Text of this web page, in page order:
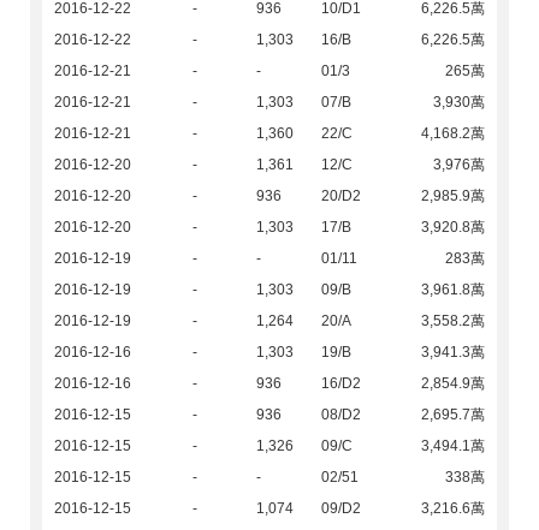
2016-12-22 - 936 10/D1
6,226.5萬
2016-12-22
- 1,303 16/B
6,226.5萬
2016-12-21
- - 01/3
265萬
2016-12-21
- 1,303 07/B
3,930萬
2016-12-21
- 1,360 22/C
4,168.2萬
2016-12-20
- 1,361 12/C
3,976萬
2016-12-20
- 936 20/D2
2,985.9萬
2016-12-20
- 1,303 17/B
3,920.8萬
2016-12-19
- - 01/11
283萬
2016-12-19
- 1,303 09/B
3,961.8萬
2016-12-19
- 1,264 20/A
3,558.2萬
2016-12-16
- 1,303 19/B
3,941.3萬
2016-12-16
- 936 16/D2
2,854.9萬
2016-12-15
- 936 08/D2
2,695.7萬
2016-12-15
- 1,326 09/C
3,494.1萬
2016-12-15
- - 02/51
338萬
2016-12-15
- 1,074 09/D2
3,216.6萬